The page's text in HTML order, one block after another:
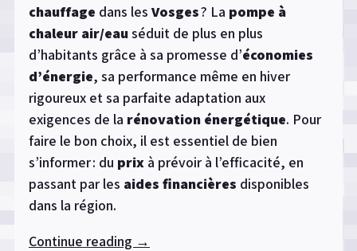
chauffage dans les Vosges? La pompe à
chaleur air/eauséduit de plus en plus
d’habitants grâce à sa promesse d’économies
d’énergie, sa performance même en hiver
rigoureux et sa parfaite adaptation aux
exigences de la rénovation énergétique. Pour
faire le bon choix, il est essentiel de bien
s’informer : du prix à prévoir à l’efficacité, en
passant par les aides financières disponibles
dans la région.
Continue reading « Pompe
→